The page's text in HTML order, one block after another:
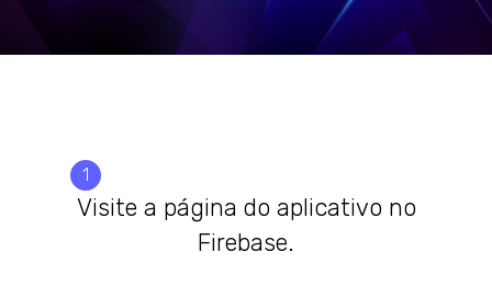
1
Visite a página do aplicativo no
Firebase.